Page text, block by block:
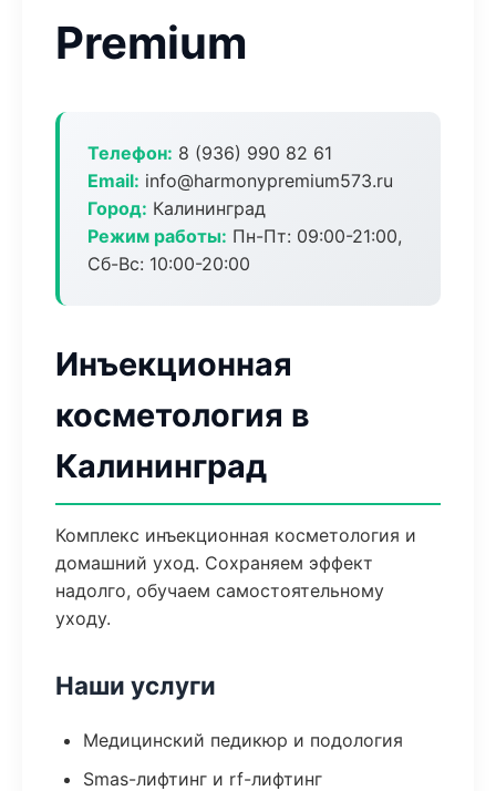
Premium
Телефон: 8 (936) 990 82 61
Email: info@harmonypremium573.ru
Город: Калининград
Режим работы: Пн-Пт: 09:00-21:00,
Сб-Вс: 10:00-20:00
Инъекционная
косметология в
Калининград
Комплекс инъекционная косметология и
домашний уход. Сохраняем эффект
надолго, обучаем самостоятельному
уходу.
Наши услуги
Медицинский педикюр и подология
Smas-лифтинг и rf-лифтинг